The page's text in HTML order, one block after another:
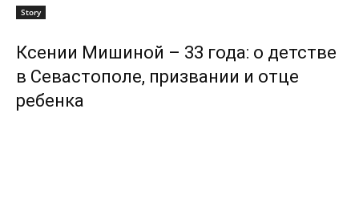
Story
Ксении Мишиной – 33 года: о детстве
в Севастополе, призвании и отце
ребенка